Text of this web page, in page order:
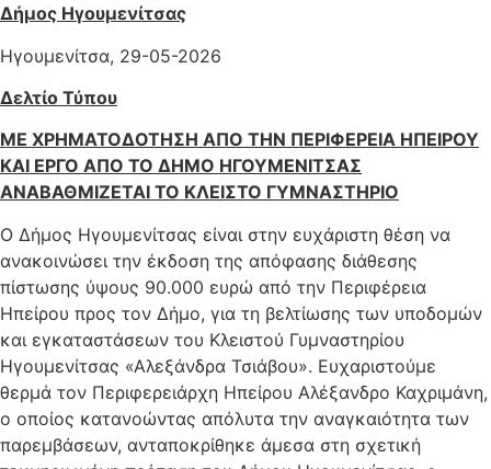
Δήμος Ηγουμενίτσας
Ηγουμενίτσα, 29-05-2026
Δελτίο Τύπου
ΜΕ ΧΡΗΜΑΤΟΔΟΤΗΣΗ ΑΠΟ ΤΗΝ ΠΕΡΙΦΕΡΕΙΑ ΗΠΕΙΡΟΥ
ΚΑΙ ΕΡΓΟ ΑΠΟ ΤΟ ΔΗΜΟ ΗΓΟΥΜΕΝΙΤΣΑΣ
ΑΝΑΒΑΘΜΙΖΕΤΑΙ ΤΟ ΚΛΕΙΣΤΟ ΓΥΜΝΑΣΤΗΡΙΟ
Ο Δήμος Ηγουμενίτσας είναι στην ευχάριστη θέση να
ανακοινώσει την έκδοση της απόφασης διάθεσης
πίστωσης ύψους 90.000 ευρώ από την Περιφέρεια
Ηπείρου προς τον Δήμο, για τη βελτίωσης των υποδομών
και εγκαταστάσεων του Κλειστού Γυμναστηρίου
Ηγουμενίτσας «Αλεξάνδρα Τσιάβου». Ευχαριστούμε
θερμά τον Περιφερειάρχη Ηπείρου Αλέξανδρο Καχριμάνη,
ο οποίος κατανοώντας απόλυτα την αναγκαιότητα των
παρεμβάσεων, ανταποκρίθηκε άμεσα στη σχετική